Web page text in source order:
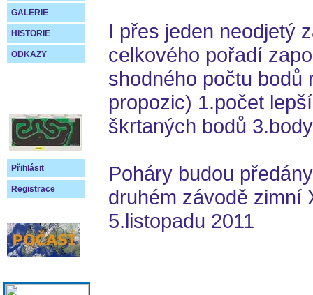
GALERIE
HISTORIE
ODKAZY
Přihlásit
Registrace
I přes jeden neodjetý
celkového pořadí
shodného počtu bodů
propozic) 1.počet
škrtaných bodů
Poháry budou
druhém závodě zimní
5.listopadu 2011